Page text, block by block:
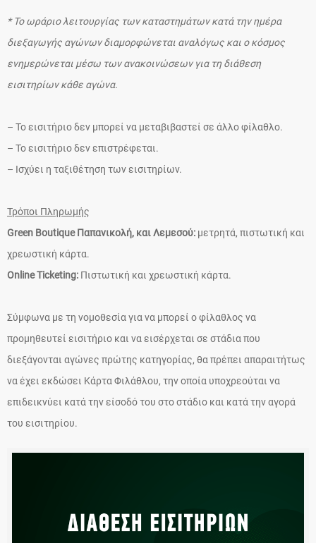
* Το ωράριο λειτουργίας των καταστημάτων κατά την ημέρα
διεξαγωγής αγώνων διαμορφώνεται αναλόγως και ο κόσμος
ενημερώνεται μέσω των ανακοινώσεων για τη διάθεση
εισιτηρίων κάθε αγώνα.
– Το εισιτήριο δεν μπορεί να μεταβιβαστεί σε άλλο φίλαθλο.
– Το εισιτήριο δεν επιστρέφεται.
– Ισχύει η ταξιθέτηση των εισιτηρίων.
Τρόποι Πληρωμής
Green Boutique Παπανικολή, και Λεμεσού: μετρητά, πιστωτική και
χρεωστική κάρτα.
Online Ticketing: Πιστωτική και χρεωστική κάρτα.
Σύμφωνα με τη νομοθεσία για να μπορεί ο φίλαθλος να
προμηθευτεί εισιτήριο και να εισέρχεται σε στάδια που
διεξάγονται αγώνες πρώτης κατηγορίας, θα πρέπει απαραιτήτως
να έχει εκδώσει Κάρτα Φιλάθλου, την οποία υποχρεούται να
επιδεικνύει κατά την είσοδό του στο στάδιο και κατά την αγορά
του εισιτηρίου.